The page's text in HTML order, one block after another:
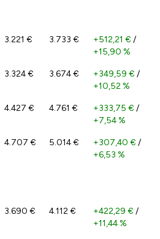
3.221 € 3.733 € +512,21 € /
+15,90 %
3.324 € 3.674 € +349,59 € /
+10,52 %
4.427 € 4.761 € +333,75 € /
+7,54 %
4.707 € 5.014 € +307,40 € /
+6,53 %
3.690 € 4.112 € +422,29 € /
+11,44 %